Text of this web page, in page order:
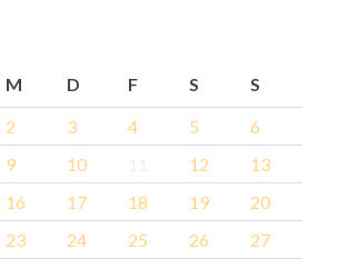
M D F S
S
2 3 4 5
6
9 10 12
13
16 17 18 19
20
23 24 25 26
27